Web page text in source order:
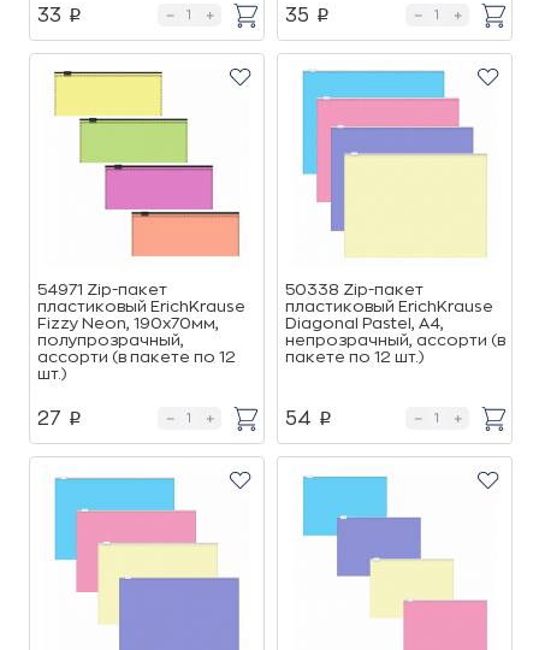
33 p 35 p
54971 Zip-пакет
пластиковый ErichKrause
Fizzy Neon, 190х70мм,
полупрозрачный,
ассорти (в пакете по 12
шт.)
27 p
50338 Zip-пакет
пластиковый ErichKrause
Diagonal Pastel, А4,
непрозрачный, ассорти (в
пакете по 12 шт.)
54 p